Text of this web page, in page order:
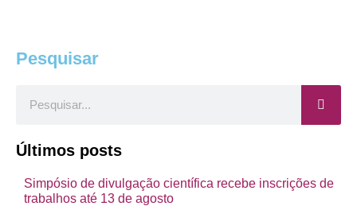
Pesquisar
Últimos posts
Simpósio de divulgação científica recebe inscrições de
trabalhos até 13 de agosto